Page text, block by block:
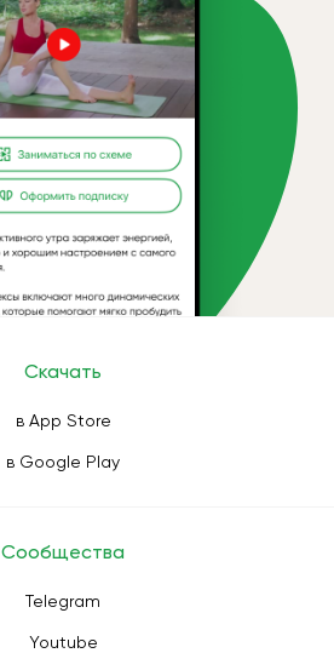
Скачать
в App Store
в Google Play
Сообщества
Telegram
Youtube